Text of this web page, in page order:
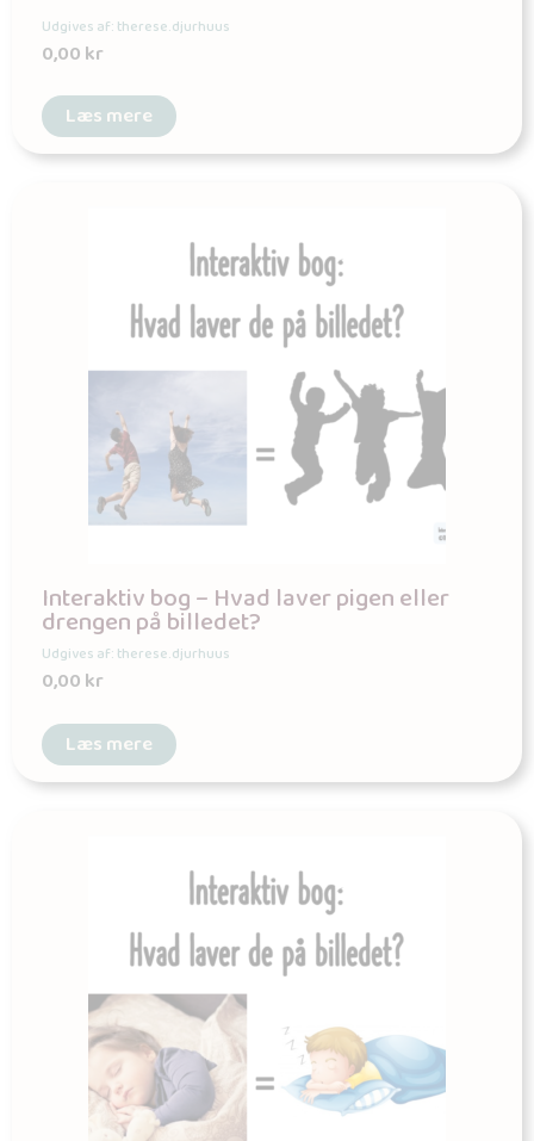
Udgives af: therese.djurhuus
0,00kr
Læs mere
Interaktiv bog – Hvad laver pigen eller
drengen på billedet?
Udgives af: therese.djurhuus
0,00kr
Læs mere